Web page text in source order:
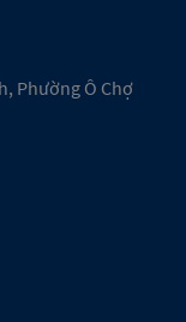
Phường Ô Chợ